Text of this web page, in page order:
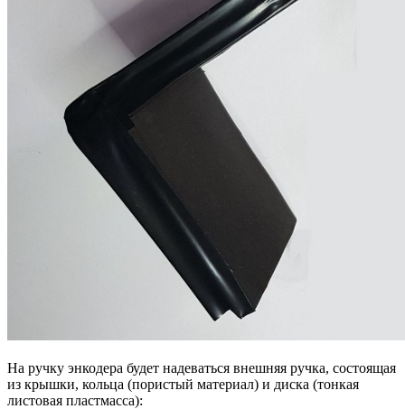
На ручку энкодера будет надеваться внешняя ручка, состоящая
из крышки, кольца (пористый материал) и диска (тонкая
листовая пластмасса):